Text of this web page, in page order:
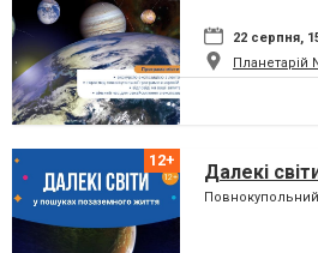
22 серпня,
Планетарій
Далекі